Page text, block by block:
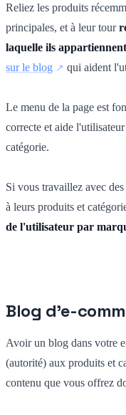
Reliez les produits
principales, et à leur tour
laquelle ils appartiennent
sur le blog
qui aident
Le menu de la page est
correcte et aide
catégorie.
Si vous travaillez avec
à leurs produits et
de l'utilisateur par
Blog d'e-
Avoir un blog dans votre
(autorité) aux produits et
contenu que vous offrez